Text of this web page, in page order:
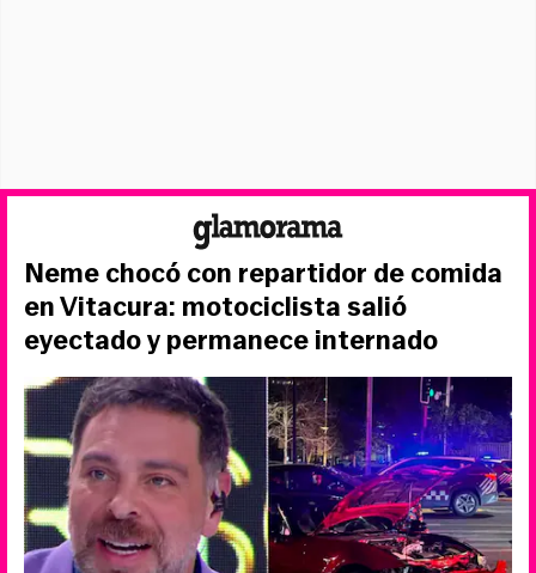
Neme chocó con repartidor de comida
en Vitacura: motociclista salió
eyectado y permanece internado